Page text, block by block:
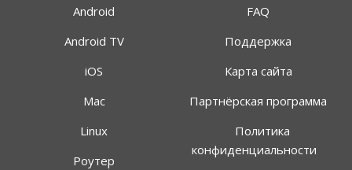
СКИДКИ 64%
Android
Android TV
iOS
Mac
Linux
Роутер
FAQ
Поддержка
Карта сайта
Партнёрская программа
Политика
конфиденциальности